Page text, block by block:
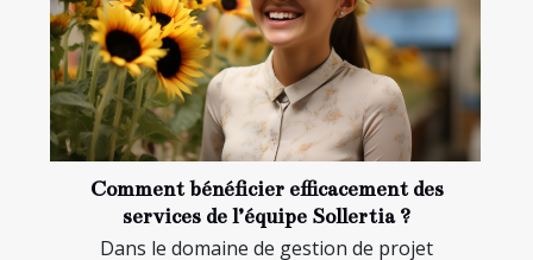
Comment bénéficier efficacement des
services de l’équipe Sollertia ?
Dans le domaine de gestion de projet